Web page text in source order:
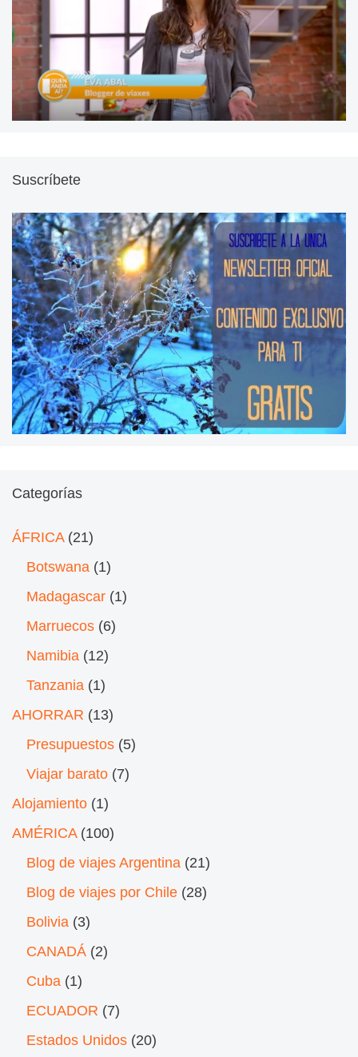
Suscríbete
Categorías
ÁFRICA(21)
Botswana (1)
Madagascar (1)
Marruecos (6)
Namibia (12)
Tanzania (1)
AHORRAR (13)
Presupuestos (5)
Viajar barato (7)
Alojamiento (1)
AMÉRICA(100)
Blog de viajes Argentina (21)
Blog de viajes por Chile (28)
Bolivia (3)
CANADÁ (2)
Cuba (1)
ECUADOR (7)
Estados Unidos (20)